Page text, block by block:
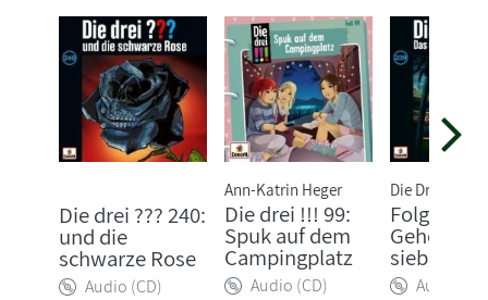
Die drei ??? 240:
und die
schwarze Rose
Audio (CD)
Ann-Katrin Heger
Die drei !!! 99:
Spuk auf dem
Campingplatz
Audio (CD)
Die Drei ???
Folge
sieben
Audio